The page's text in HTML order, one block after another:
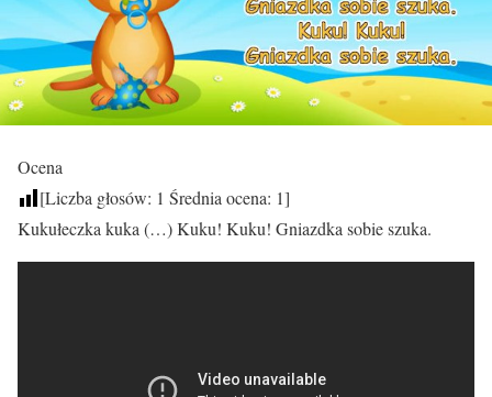
Ocena
[Liczba głosów: 1 Średnia ocena: 1]
Kukułeczka kuka (…) Kuku! Kuku! Gniazdka sobie szuka.